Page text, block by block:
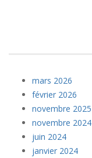
mars 2026
février 2026
novembre 2025
novembre 2024
juin 2024
janvier 2024